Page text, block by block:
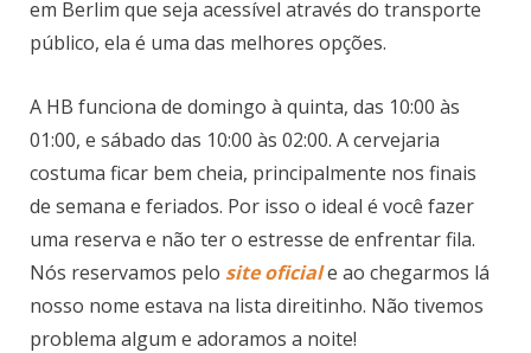
em Berlim que seja acessível através do transporte
público, ela é uma das melhores opções.
A HB funciona de domingo à quinta, das 10:00 às
01:00, e sábado das 10:00 às 02:00. A cervejaria
costuma ficar bem cheia, principalmente nos finais
de semana e feriados. Por isso o ideal é você fazer
uma reserva e não ter o estresse de enfrentar fila.
Nós reservamos pelo site oficiale ao chegarmos lá
nosso nome estava na lista direitinho. Não tivemos
problema algum e adoramos a noite!